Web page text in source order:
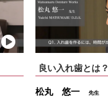
良い入れ歯とは？
松丸 悠一 先生